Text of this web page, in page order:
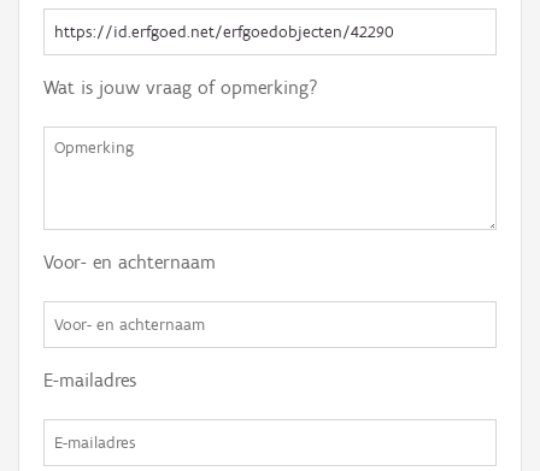
Wat is jouw vraag of opmerking?
Voor- en achternaam
E-mailadres